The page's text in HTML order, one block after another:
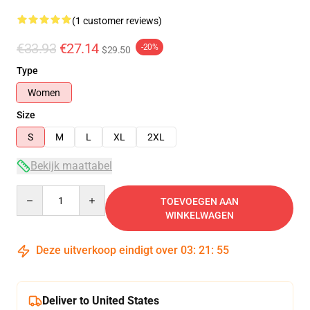
(1 customer reviews)
€33.93 €27.14 $29.50 -20%
Type
Women
Size
S
M L XL 2XL
Bekijk maattabel
TOEVOEGEN AAN
WINKELWAGEN
Deze uitverkoop eindigt over 03: 21 : 55
Deliver to United States